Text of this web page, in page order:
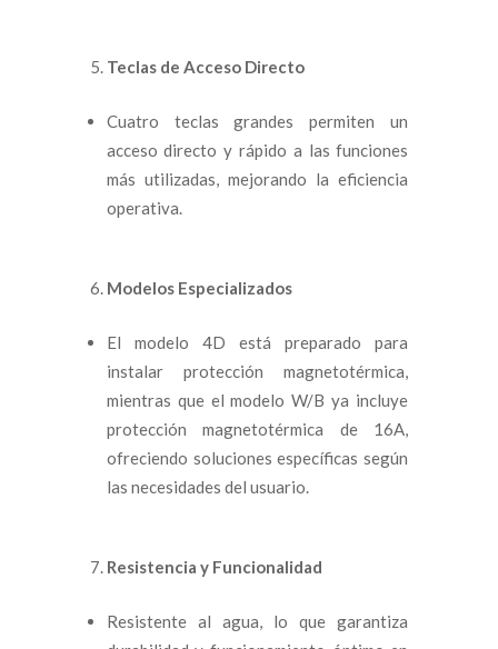
Teclas de Acceso Directo
Cuatro teclas grandes permiten un
acceso directo y rápido a las funciones
más utilizadas, mejorando la eficiencia
operativa.
Modelos Especializados
El modelo 4D está preparado para
instalar protección magnetotérmica,
mientras que el modelo W/B ya incluye
protección magnetotérmica de 16A,
ofreciendo soluciones específicas según
las necesidades del usuario.
Resistencia y Funcionalidad
Resistente al agua, lo que garantiza